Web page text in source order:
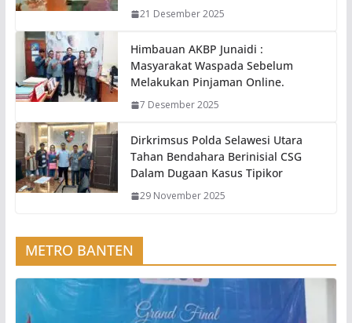
21 Desember 2025
Himbauan AKBP Junaidi :
Masyarakat Waspada Sebelum
Melakukan Pinjaman Online.
7 Desember 2025
Dirkrimsus Polda Selawesi Utara
Tahan Bendahara Berinisial CSG
Dalam Dugaan Kasus Tipikor
29 November 2025
METRO BANTEN